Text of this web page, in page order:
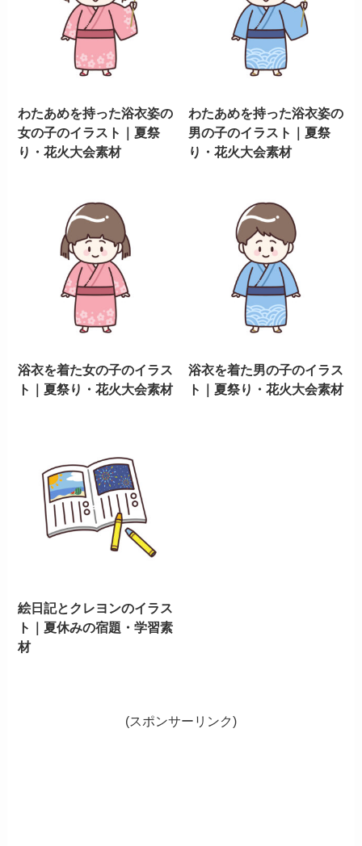
わたあめを持った浴衣姿の
女の子のイラスト｜夏祭
り・花火大会素材
わたあめを持った浴衣姿の
男の子のイラスト｜夏祭
り・花火大会素材
浴衣を着た女の子のイラス
ト｜夏祭り・花火大会素材
浴衣を着た男の子のイラス
ト｜夏祭り・花火大会素材
絵日記とクレヨンのイラス
ト｜夏休みの宿題・学習素
材
(スポンサーリンク)